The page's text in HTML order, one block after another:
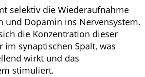
selektiv die Wiederaufnahme
und Dopamin ins Nervensystem.
die Konzentration dieser
synaptischen Spalt, was
wirkt und das
stimuliert.